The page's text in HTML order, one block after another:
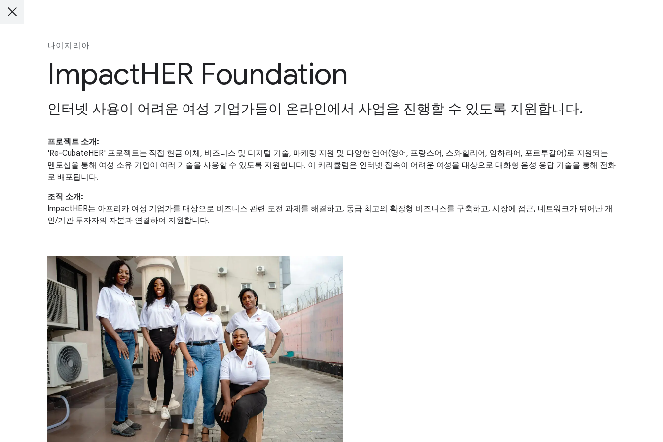
나이지리아
ImpactHER Foundation
인터넷 사용이 어려운 여성 기업가들이 온라인에서 사업을 진행할 수 있도록 지원합니다.
프로젝트 소개:
'Re-CubateHER' 프로젝트는 직접 현금 이체, 비즈니스 및 디지털 기술, 마케팅 지원 및 다양한 언어(영어, 프랑스어, 스와힐리어, 암하라어, 포르투갈어)로 지원되는
멘토십을 통해 여성 소유 기업이 여러 기술을 사용할 수 있도록 지원합니다. 이 커리큘럼은 인터넷 접속이 어려운 여성을 대상으로 대화형 음성 응답 기술을 통해 전화
로 배포됩니다.
조직 소개:
ImpactHER는 아프리카 여성 기업가를 대상으로 비즈니스 관련 도전 과제를 해결하고, 동급 최고의 확장형 비즈니스를 구축하고, 시장에 접근, 네트워크가 뛰어난 개
인/기관 투자자의 자본과 연결하여 지원합니다.